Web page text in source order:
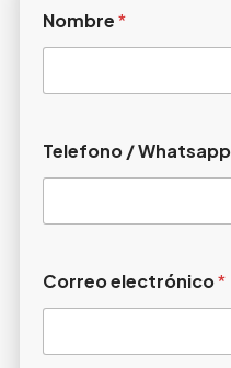
Nombre*
Telefono / Whatsapp
Correo electrónico*